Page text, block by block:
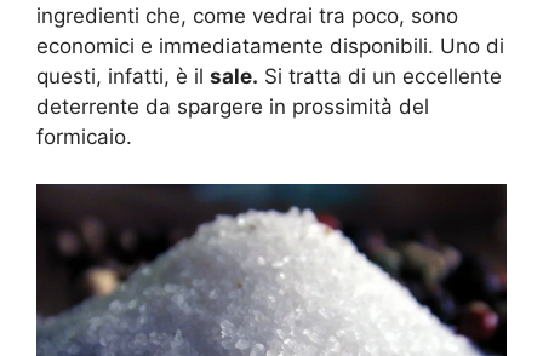
ingredienti che, come vedrai tra poco, sono
economici e immediatamente disponibili. Uno di
questi, infatti, è il sale. Si tratta di un eccellente
deterrente da spargere in prossimità del
formicaio.